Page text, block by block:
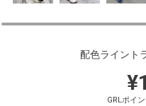
配色ライント
GRLポイ